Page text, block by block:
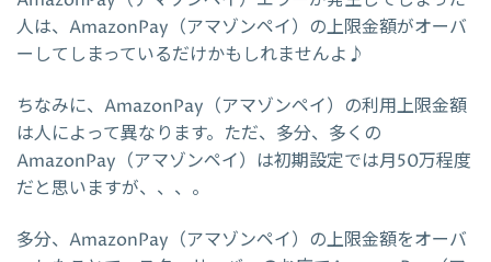
人は、AmazonPay（アマゾンペイ）の上限金額がオーバ
ーしてしまっているだけかもしれませんよ♪
ちなみに、AmazonPay（アマゾンペイ）の利用上限金額
は人によって異なります。ただ、多分、多くの
AmazonPay（アマゾンペイ）は初期設定では月50万程度
だと思いますが、、、。
多分、AmazonPay（アマゾンペイ）の上限金額をオーバ